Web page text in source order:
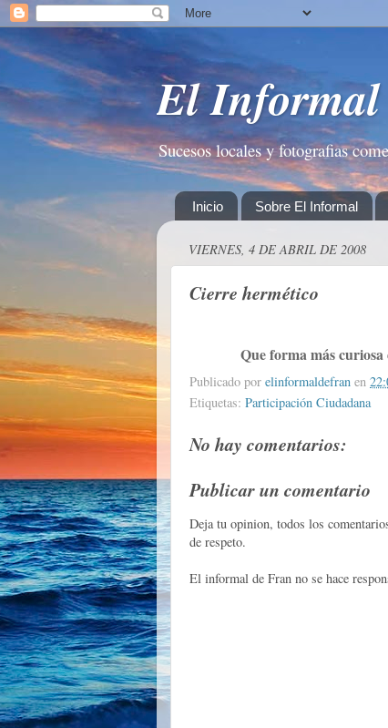
El Informal
Sucesos locales y fotografias
Inicio Sobre El Informal
VIERNES, 4 DE ABRIL DE 2008
Cierre hermético
Que forma más
Publicado por elinformaldefran en
Etiquetas: Participación Ciudadana
No hay comentarios:
Publicar un comentario
Deja tu opinion, todos los
de respeto.
El informal de Fran no se hace